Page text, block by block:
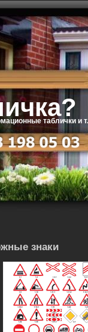
таблички и
знаки